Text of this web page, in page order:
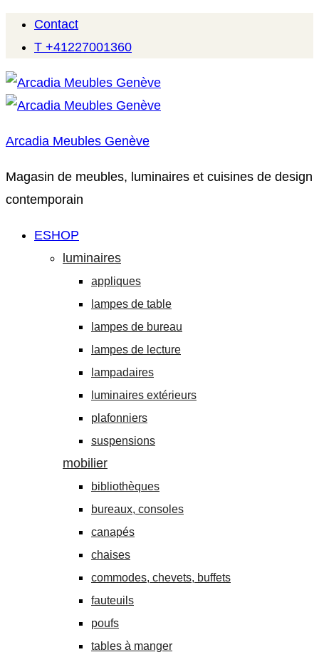
Contact
T +41227001360
Arcadia Meubles Genève
Magasin de meubles, luminaires et cuisines de design
contemporain
ESHOP
luminaires
appliques
lampes de table
lampes de bureau
lampes de lecture
lampadaires
luminaires extérieurs
plafonniers
suspensions
mobilier
bibliothèques
bureaux, consoles
canapés
chaises
commodes, chevets, buffets
fauteuils
poufs
tables à manger